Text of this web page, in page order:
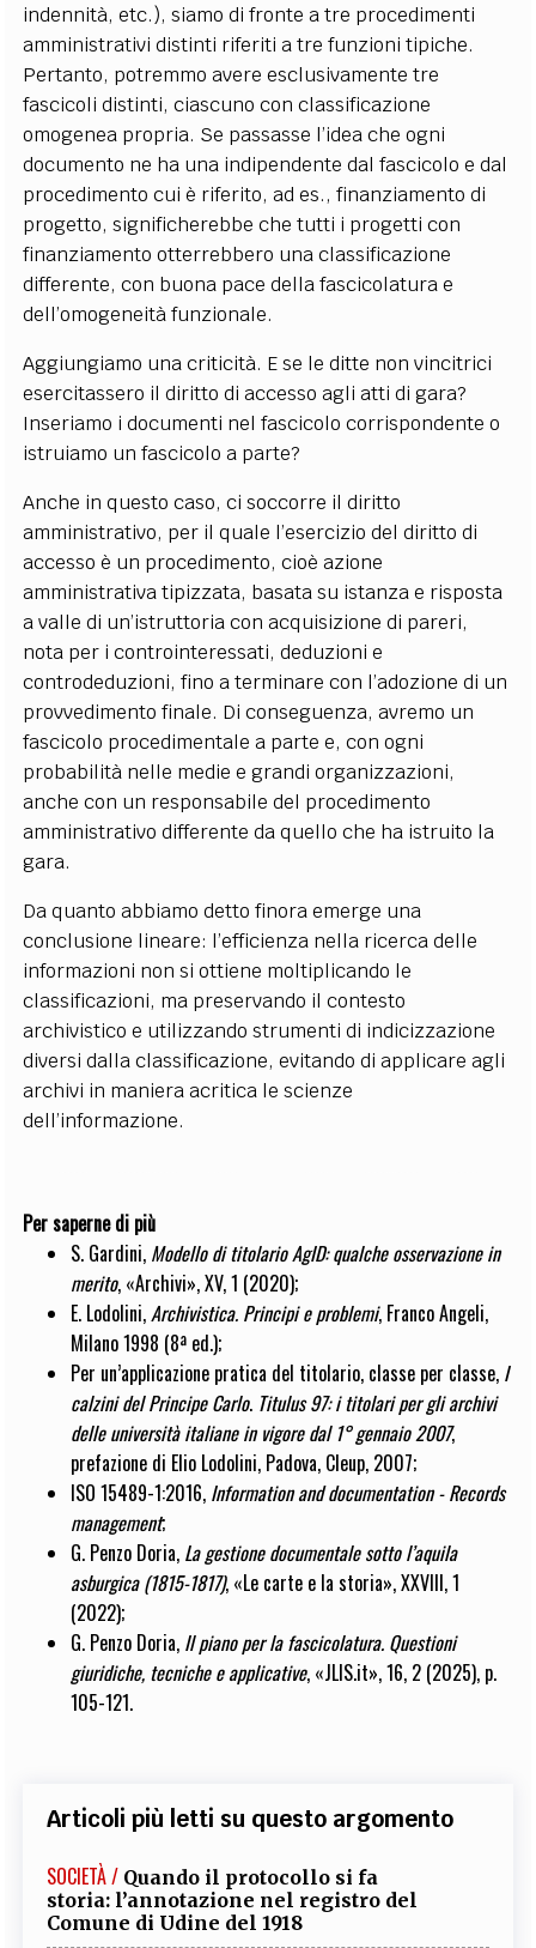
indennità, etc.), siamo di fronte a tre procedimenti
amministrativi distinti riferiti a tre funzioni tipiche.
Pertanto, potremmo avere esclusivamente tre
fascicoli distinti, ciascuno con classificazione
omogenea propria. Se passasse l’idea che ogni
documento ne ha una indipendente dal fascicolo e dal
procedimento cui è riferito, ad es., finanziamento di
progetto, significherebbe che tutti i progetti con
finanziamento otterrebbero una classificazione
differente, con buona pace della fascicolatura e
dell’omogeneità funzionale.
Aggiungiamo una criticità. E se le ditte non vincitrici
esercitassero il diritto di accesso agli atti di gara?
Inseriamo i documenti nel fascicolo corrispondente o
istruiamo un fascicolo a parte?
Anche in questo caso, ci soccorre il diritto
amministrativo, per il quale l’esercizio del diritto di
accesso è un procedimento, cioè azione
amministrativa tipizzata, basata su istanza e risposta
a valle di un’istruttoria con acquisizione di pareri,
nota per i controinteressati, deduzioni e
controdeduzioni, fino a terminare con l’adozione di un
provvedimento finale. Di conseguenza, avremo un
fascicolo procedimentale a parte e, con ogni
probabilità nelle medie e grandi organizzazioni,
anche con un responsabile del procedimento
amministrativo differente da quello che ha istruito la
gara.
Da quanto abbiamo detto finora emerge una
conclusione lineare: l’efficienza nella ricerca delle
informazioni non si ottiene moltiplicando le
classificazioni, ma preservando il contesto
archivistico e utilizzando strumenti di indicizzazione
diversi dalla classificazione, evitando di applicare agli
archivi in maniera acritica le scienze
dell’informazione.
Per saperne di più
S. Gardini, Modello di titolario AgID: qualche osservazione in
merito, «Archivi», XV, 1 (2020);
E. Lodolini, Archivistica. Principi e problemi, Franco Angeli,
Milano 1998 (8ª ed.);
Per un’applicazione pratica del titolario, classe per classe, I
calzini del Principe Carlo. Titulus 97: i titolari per gli archivi
delle università italiane in vigore dal 1° gennaio 2007,
prefazione di Elio Lodolini, Padova, Cleup, 2007;
ISO 15489-1:2016, Information and documentation - Records
management;
G. Penzo Doria, La gestione documentale sotto l’aquila
asburgica (1815-1817), «Le carte e la storia», XXVIII, 1
(2022);
G. Penzo Doria, Il piano per la fascicolatura. Questioni
giuridiche, tecniche e applicative, «JLIS.it», 16, 2 (2025), p.
105-121.
Articoli più letti su questo argomento
SOCIETÀ / Quando il protocollo si fa
storia: l’annotazione nel registro del
Comune di Udine del 1918